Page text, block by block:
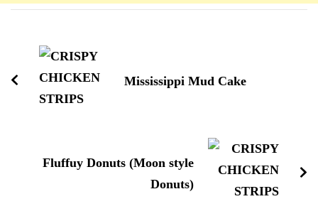
d'article
Mississippi Mud Cake
Fluffuy Donuts (Moon style
Donuts)